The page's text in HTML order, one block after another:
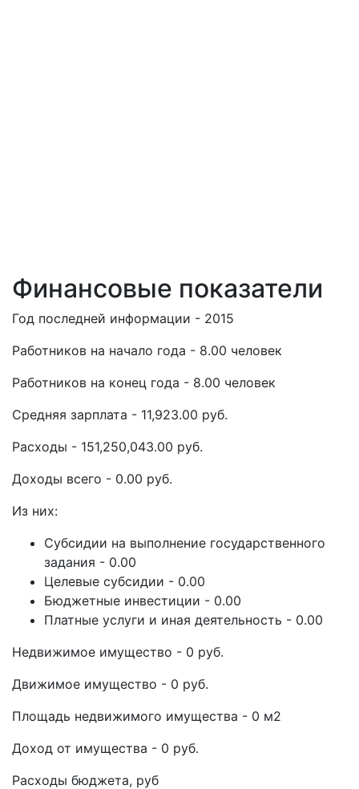
Финансовые показатели
Год последней информации - 2015
Работников на начало года - 8.00 человек
Работников на конец года - 8.00 человек
Средняя зарплата - 11,923.00 руб.
Расходы - 151,250,043.00 руб.
Доходы всего - 0.00 руб.
Из них:
Субсидии на выполнение государственного
задания - 0.00
Целевые субсидии - 0.00
Бюджетные инвестиции - 0.00
Платные услуги и иная деятельность - 0.00
Недвижимое имущество - 0 руб.
Движимое имущество - 0 руб.
Площадь недвижимого имущества - 0 м2
Доход от имущества - 0 руб.
Расходы бюджета, руб